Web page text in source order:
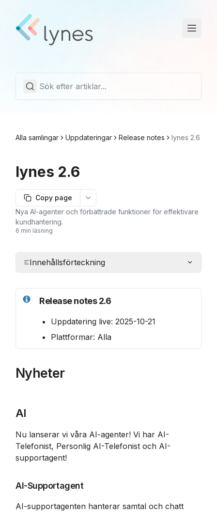
Alla samlingar Uppdateringar Release notes lynes 2.6
lynes 2.6
Copy page
More options
Nya AI-agenter och förbättrade funktioner för effektivare
kundhantering.
6 min läsning
Innehållsförteckning
Release notes 2.6
Uppdatering live: 2025-10-21
Plattformar: Alla
Nyheter
AI
Nu lanserar vi våra AI-agenter! Vi har AI-
Telefonist, Personlig AI-Telefonist och AI-
supportagent!
AI-Supportagent
AI-supportagenten hanterar samtal och chatt